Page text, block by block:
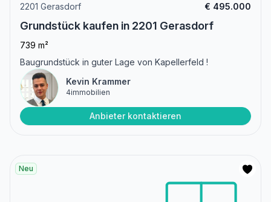
2201 Gerasdorf € 495.000
Grundstück kaufen in 2201 Gerasdorf
739 m²
Baugrundstück in guter Lage von Kapellerfeld !
Kevin Krammer
4immobilien
Anbieter kontaktieren
Neu